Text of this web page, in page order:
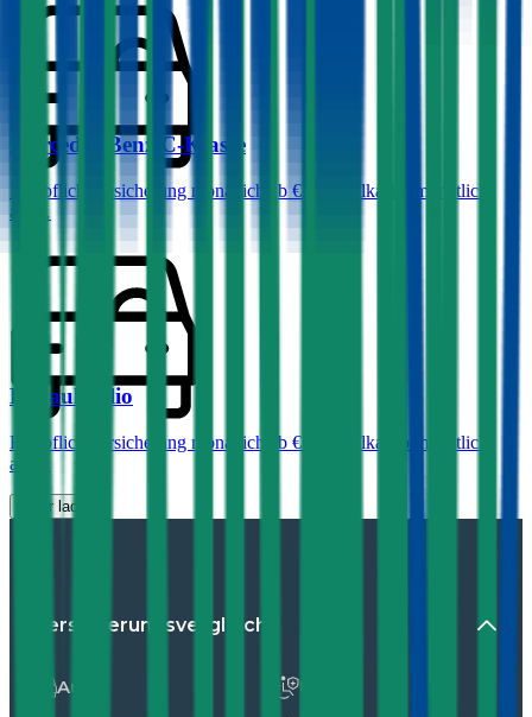
Mercedes-Benz C-Klasse
Haftpflichtversicherung monatlich ab € 99
Vollkasko monatlich
ab …
Renault Clio
Haftpflichtversicherung monatlich ab € 30
Vollkasko monatlich
ab …
Mehr laden
Versicherungsvergleiche
Auto